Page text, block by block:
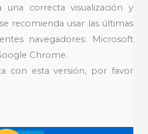
una correcta visualización y
recomienda usar las últimas
navegadores: Microsoft
Chrome.
con esta versión, por favor